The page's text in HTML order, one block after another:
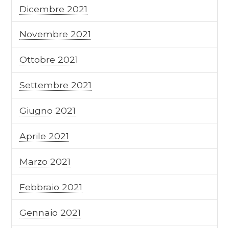
Dicembre 2021
Novembre 2021
Ottobre 2021
Settembre 2021
Giugno 2021
Aprile 2021
Marzo 2021
Febbraio 2021
Gennaio 2021